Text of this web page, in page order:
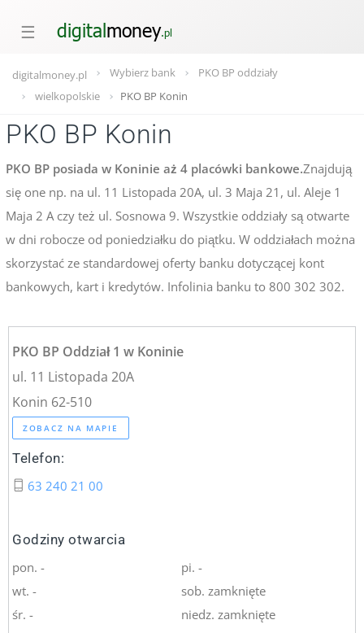
☰
digitalmoney.pl Wybierz bank
PKO BP oddziały
wielkopolskie
PKO BP Konin
PKO BP Konin
PKO BP posiada w Koninie aż 4 placówki bankowe.Znajdują
się one np. na ul. 11 Listopada 20A, ul. 3 Maja 21, ul. Aleje 1
Maja 2 A czy też ul. Sosnowa 9. Wszystkie oddziały są otwarte
w dni robocze od poniedziałku do piątku. W oddziałach można
skorzystać ze standardowej oferty banku dotyczącej kont
bankowych, kart i kredytów. Infolinia banku to 800 302 302.
PKO BP Oddział 1 w Koninie
ul. 11 Listopada 20A
Konin 62-510
ZOBACZ NA MAPIE
Telefon:
63 240 21 00
Godziny otwarcia
pon. -
wt. -
śr. -
pi. -
sob. zamknięte
niedz. zamknięte